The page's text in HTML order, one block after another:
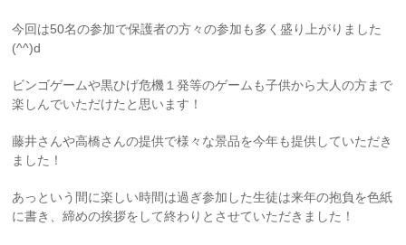
今回は50名の参加で保護者の方々の参加も多く盛り上がりました
(^^)d
ビンゴゲームや黒ひげ危機１発等のゲームも子供から大人の方まで
楽しんでいただけたと思います！
藤井さんや高橋さんの提供で様々な景品を今年も提供していただき
ました！
あっという間に楽しい時間は過ぎ参加した生徒は来年の抱負を色紙
に書き、締めの挨拶をして終わりとさせていただきました！